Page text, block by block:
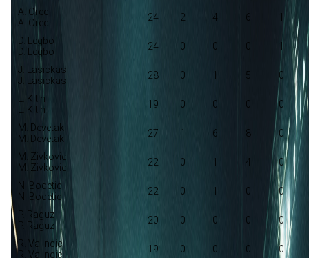
A. Orec
A. Orec
24 2 4 6 1
D. Legbo
D. Legbo
24 0 0 0 1
J. Lasickas
J. Lasickas
28 0 1 5 0
L. Kitin
L. Kitin
19 0 0 0 0
M. Devetak
M. Devetak
27 1 6 8 0
M. Zivkovic
M. Zivkovic
22 0 1 4 0
N. Bodetic
N. Bodetic
22 0 1 0 0
P. Raguz
P. Raguz
20 0 0 0 0
R. Valincic
R. Valincic
19 0 0 0 0